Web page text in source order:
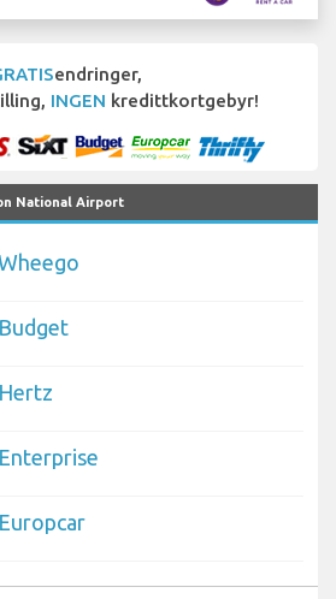
endringer,
INGEN kredittkortgebyr!
National Airport
Budget
Hertz
Enterprise
Europcar